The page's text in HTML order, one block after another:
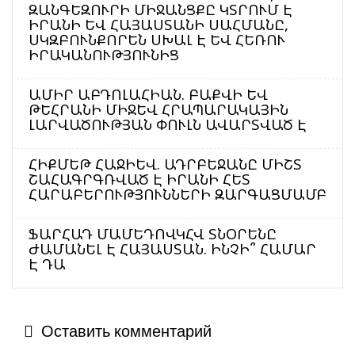
ԶԱՆԳԵԶՈՒՐԻ ՄԻՋԱՆՑՔԸ ԿՏՐՈՒՄ Է
ԻՐԱՆԻ ԵՎ ՀԱՅԱՍՏԱՆԻ ՍԱՀՄԱՆԸ,
ՍԿԶԲՈՒՆՔՈՐԵՆ ՍԽԱԼ Է ԵՎ ՀԵՌՈՒ
ԻՐԱԿԱՆՈՒԹՅՈՒՆԻՑ
ԱՄԻՐ ԱԲԴՈԼԱՀԻԱՆ. ԲԱՔՎԻ ԵՎ
ԹԵՀՐԱՆԻ ՄԻՋԵՎ ՀՐԱՊԱՐԱԿԱՅԻՆ
ԼԱՐՎԱԾՈՒԹՅԱՆ ՓՈՒԼՆ ԱՎԱՐՏՎԱԾ Է
ՀԻՔՄԵԹ ՀԱՋԻԵՎ. ԱԴՐԲԵՋԱՆԸ ՄԻՇՏ
ՇԱՀԱԳՐԳՌՎԱԾ Է ԻՐԱՆԻ ՀԵՏ
ՀԱՐԱԲԵՐՈՒԹՅՈՒՆՆԵՐԻ ԶԱՐԳԱՑՄԱՄԲ
ՖԱՐՀԱԴ ՄԱՄԵԴՈՎԿՀՎ ՏՆՕՐԵՆԸ
ԺԱՄԱՆԵԼ Է ՀԱՅԱՍՏԱՆ. ԻՆՉԻ՞ ՀԱՄԱՐ
Է ԴԱ
Оставить комментарий